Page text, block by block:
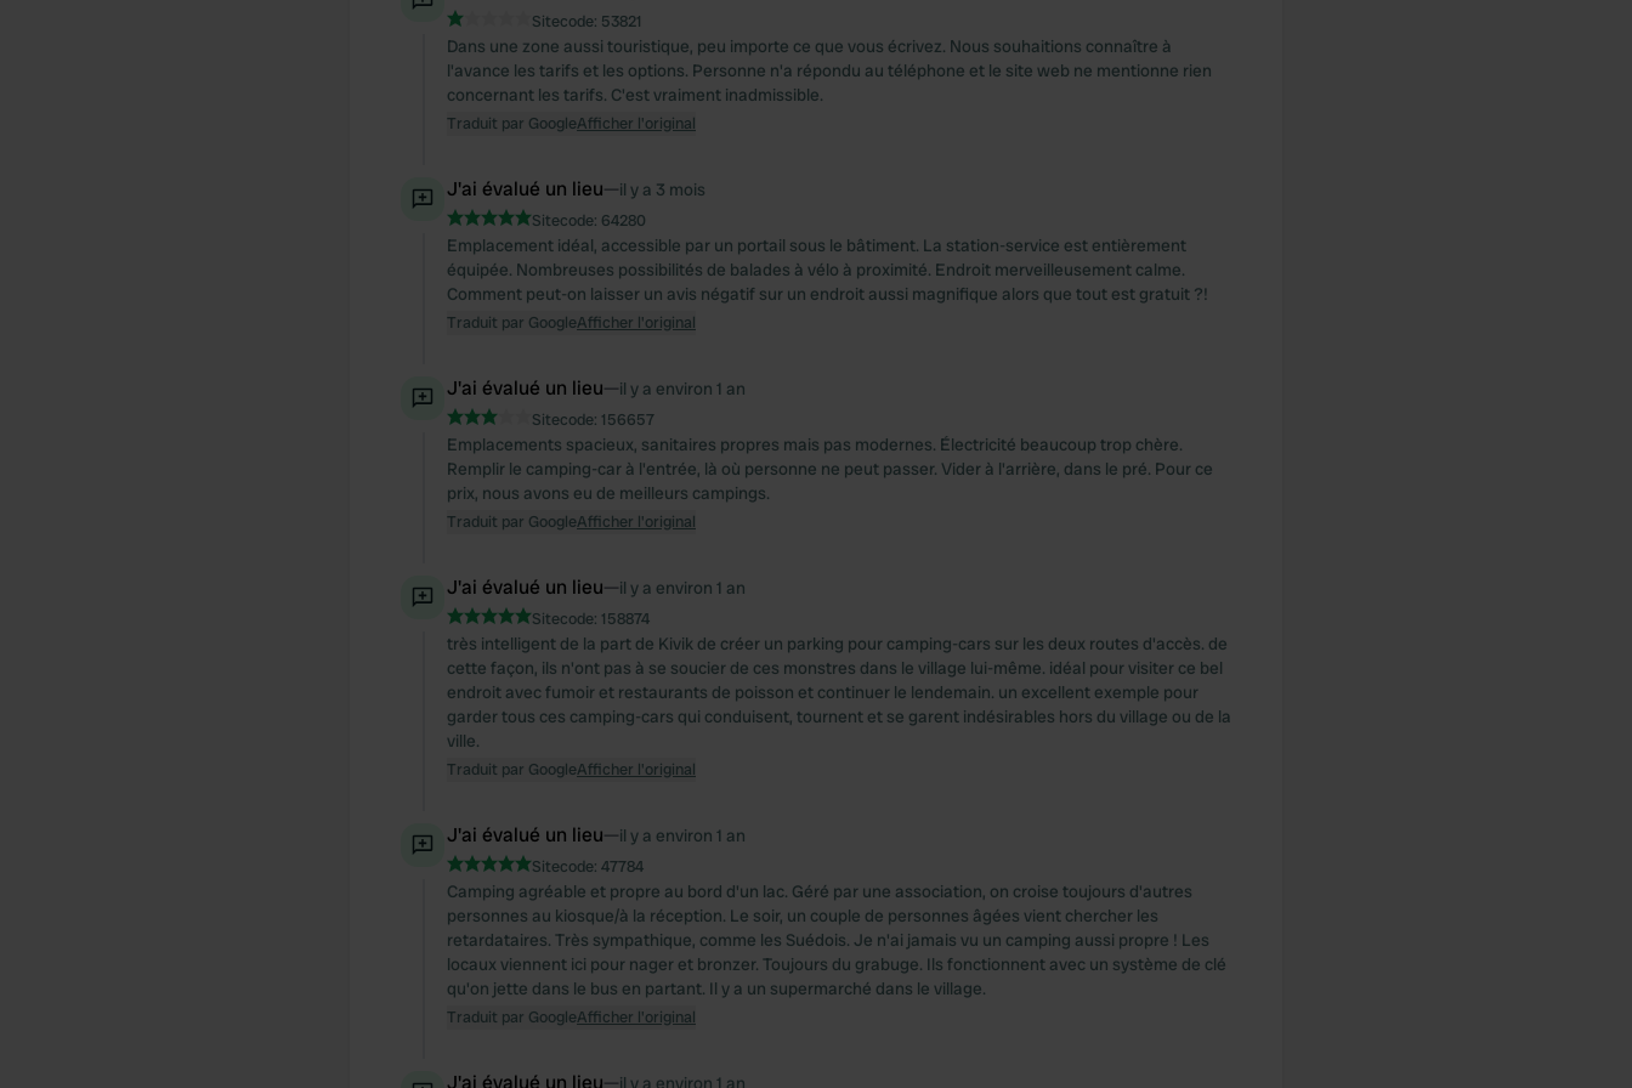
Sitecode: 53821
Dans une zone aussi touristique, peu importe ce que vous écrivez. Nous souhaitions connaître à
l'avance les tarifs et les options. Personne n'a répondu au téléphone et le site web ne mentionne rien
concernant les tarifs. C'est vraiment inadmissible.
Traduit par GoogleAfficher l'original
J'ai évalué un lieu—il y a 3 mois
Sitecode: 64280
Emplacement idéal, accessible par un portail sous le bâtiment. La station-service est entièrement
équipée. Nombreuses possibilités de balades à vélo à proximité. Endroit merveilleusement calme.
Comment peut-on laisser un avis négatif sur un endroit aussi magnifique alors que tout est gratuit ?!
Traduit par GoogleAfficher l'original
J'ai évalué un lieu—il y a environ 1 an
Sitecode: 156657
Emplacements spacieux, sanitaires propres mais pas modernes. Électricité beaucoup trop chère.
Remplir le camping-car à l'entrée, là où personne ne peut passer. Vider à l'arrière, dans le pré. Pour ce
prix, nous avons eu de meilleurs campings.
Traduit par GoogleAfficher l'original
J'ai évalué un lieu—il y a environ 1 an
Sitecode: 158874
très intelligent de la part de Kivik de créer un parking pour camping-cars sur les deux routes d'accès. de
cette façon, ils n'ont pas à se soucier de ces monstres dans le village lui-même. idéal pour visiter ce bel
endroit avec fumoir et restaurants de poisson et continuer le lendemain. un excellent exemple pour
garder tous ces camping-cars qui conduisent, tournent et se garent indésirables hors du village ou de la
ville.
Traduit par GoogleAfficher l'original
J'ai évalué un lieu—il y a environ 1 an
Sitecode: 47784
Camping agréable et propre au bord d'un lac. Géré par une association, on croise toujours d'autres
personnes au kiosque/à la réception. Le soir, un couple de personnes âgées vient chercher les
retardataires. Très sympathique, comme les Suédois. Je n'ai jamais vu un camping aussi propre ! Les
locaux viennent ici pour nager et bronzer. Toujours du grabuge. Ils fonctionnent avec un système de clé
qu'on jette dans le bus en partant. Il y a un supermarché dans le village.
Traduit par GoogleAfficher l'original
J'ai évalué un lieu—il y a environ 1 an